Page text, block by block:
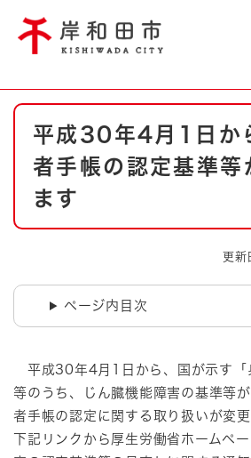
やさしい日本語
文字サイズ
防災・緊急情報 救
ハザードマップ
本
平成30年4月1日か
者手帳の認定基準等
ます
更新
ページ内目次
平成30年4月1日から、国が示す「
等のうち、じん臓機能障害の基準等
者手帳の認定に関する取り扱いが変
下記リンクから厚生労働省ホームペ